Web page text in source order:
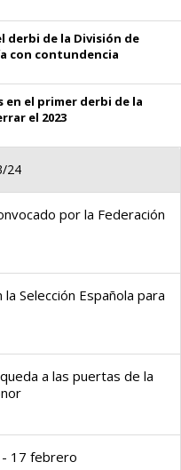
derbi de la División de
con contundencia
en el primer derbi de la
el 2023
24
por la Federación
Selección Española para
a las puertas de la
- 17 febrero